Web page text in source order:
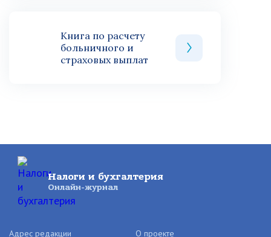
Книга по расчету
больничного и
страховых выплат
Налоги и бухгалтерия
Онлайн-журнал
Адрес редакции О проекте